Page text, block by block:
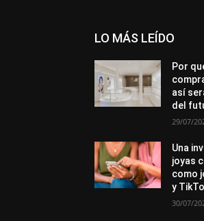
LO MÁS LEÍDO
Por
así
del
29/07/
Una
joyas
como
y
30/07/